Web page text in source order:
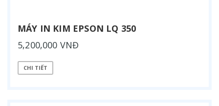
MÁY IN KIM EPSON LQ 350
5,200,000 VNĐ
CHI TIẾT